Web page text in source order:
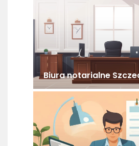
Biura notarialne